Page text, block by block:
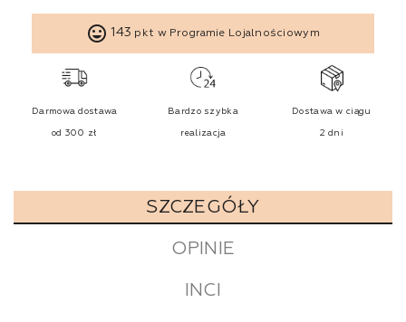
tag_faces 143 pkt w Programie Lojalnościowym
Darmowa dostawa
od 300 zł
Bardzo szybka
realizacja
Dostawa w ciągu
2 dni
SZCZEGÓŁY
OPINIE
INCI